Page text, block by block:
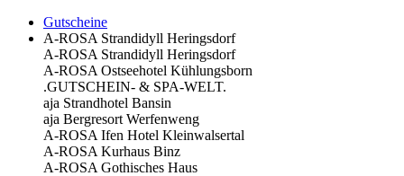
Gutscheine
A-ROSA Strandidyll Heringsdorf
A-ROSA Strandidyll Heringsdorf
A-ROSA Ostseehotel Kühlungsborn
.GUTSCHEIN- & SPA-WELT.
aja Strandhotel Bansin
aja Bergresort Werfenweng
A-ROSA Ifen Hotel Kleinwalsertal
A-ROSA Kurhaus Binz
A-ROSA Gothisches Haus